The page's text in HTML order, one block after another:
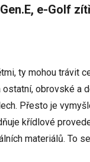
ty mohou trávit
ostatní, obrovské a
Přesto je
křídlové
materiálů. To